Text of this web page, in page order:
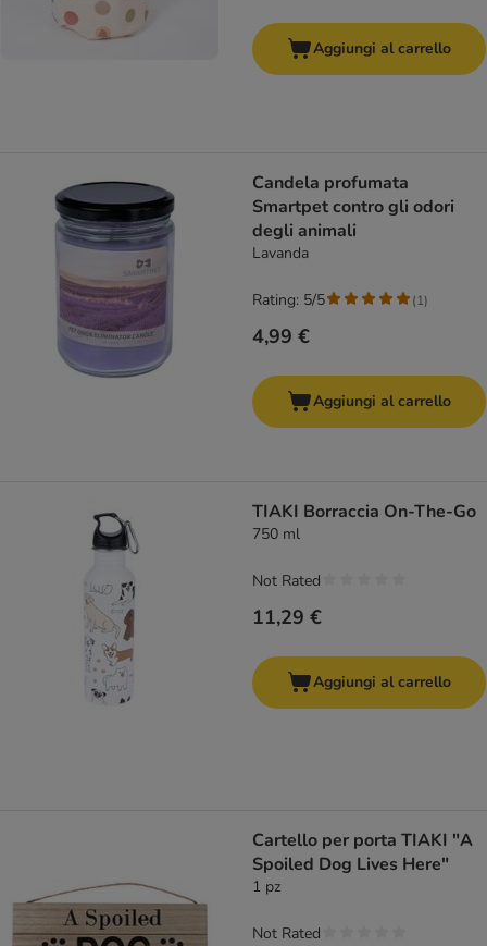
Aggiungi al carrello
Candela profumata
Smartpet contro gli odori
degli animali
Lavanda
4,99 €
Rating: 5/5 (1)
Aggiungi al carrello
TIAKI Borraccia On-The-Go
750 ml
11,29 €
Not Rated
Aggiungi al carrello
Cartello per porta TIAKI "A
Spoiled Dog Lives Here"
1 pz
Not Rated